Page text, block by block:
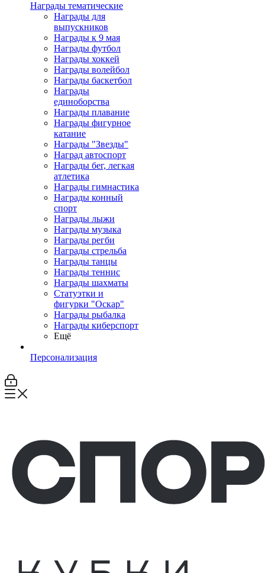
Награды тематические
Награды для
выпускников
Награды к 9 мая
Награды футбол
Награды хоккей
Награды волейбол
Награды баскетбол
Награды
единоборства
Награды плавание
Награды фигурное
катание
Награды "Звезды"
Наград автоспорт
Награды бег, легкая
атлетика
Награды гимнастика
Награды конный
спорт
Награды лыжи
Награды музыка
Награды регби
Награды стрельба
Награды танцы
Награды теннис
Награды шахматы
Статуэтки и
фигурки "Оскар"
Награды рыбалка
Награды киберспорт
Ещё
Персонализация